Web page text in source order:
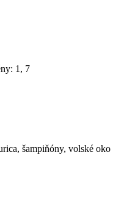
1, 7
šampiňóny, volské oko